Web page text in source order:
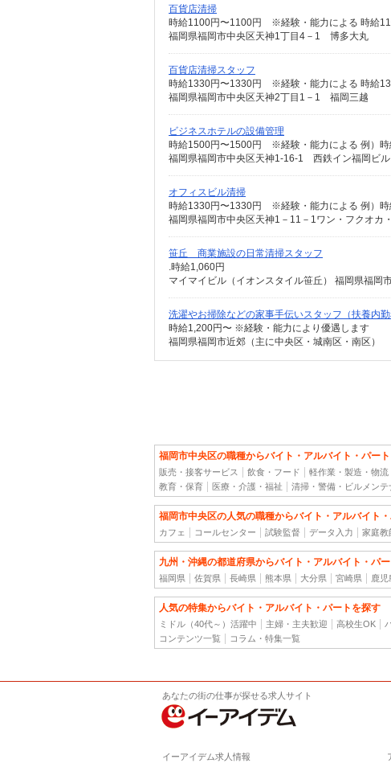
百貨店清掃
時給1100円〜1100円 ※経験・能力による 時給
福岡県福岡市中央区天神1丁目4－1 博多大丸
百貨店清掃スタッフ
時給1330円〜1330円 ※経験・能力による 時給
福岡県福岡市中央区天神2丁目1－1 福岡三越
ビジネスホテルの設備管理
時給1500円〜1500円 ※経験・能力による 例）時
福岡県福岡市中央区天神1-16-1 西鉄イン福岡ビル
オフィスビル清掃
時給1330円〜1330円 ※経験・能力による 例）時
福岡県福岡市中央区天神1－11－1ワン・フクオカ
笹丘 商業施設の日常清掃スタッフ
.時給1,060円
マイマイビル（イオンスタイル笹丘） 福岡県福岡
洗濯やお掃除などの家事手伝いスタッフ（扶養内勤
時給1,200円〜 ※経験・能力により優遇します
福岡県福岡市近郊（主に中央区・城南区・南区）
福岡市中央区の職種からバイト・アルバイト・パー
販売・接客サービス 飲食・フード 軽作業・製造・物流
教育・保育
医療・介護・福祉 清掃・警備・ビルメン
福岡市中央区の人気の職種からバイト・アルバイト
カフェ コールセンター 試験監督 データ入力 家庭教
九州・沖縄の都道府県からバイト・アルバイト・パ
福岡県 佐賀県 長崎県 熊本県 大分県 宮崎県 鹿児
人気の特集からバイト・アルバイト・パートを探す
ミドル（40代～）活躍中 主婦・主夫歓迎 高校生OK
コンテンツ一覧
コラム・特集一覧
あなたの街の仕事が探せる求人サイト
イーアイデム求人情報